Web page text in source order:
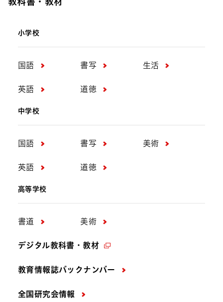
小学校
国語 書写 生活
英語 道徳
中学校
国語 書写 美術
英語 道徳
高等学校
書道 美術
デジタル教科書・教材
教育情報誌バックナンバー
全国研究会情報